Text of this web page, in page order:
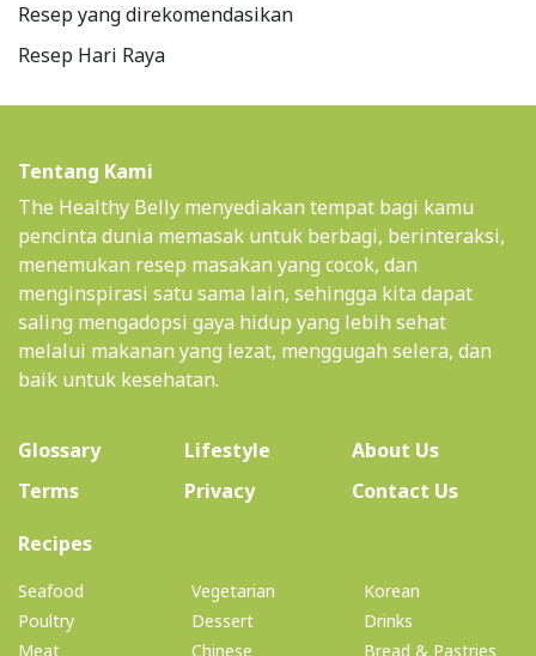
Resep yang direkomendasikan
Resep Hari Raya
Tentang Kami
The Healthy Belly menyediakan tempat bagi kamu
pencinta dunia memasak untuk berbagi, berinteraksi,
menemukan resep masakan yang cocok, dan
menginspirasi satu sama lain, sehingga kita dapat
saling mengadopsi gaya hidup yang lebih sehat
melalui makanan yang lezat, menggugah selera, dan
baik untuk kesehatan.
Glossary Lifestyle About Us(current)
Terms
Privacy
Contact Us
Recipes(current)
Seafood
Poultry
Meat
Vegetarian
Dessert
Chinese
Korean
Drinks
Bread & Pastries